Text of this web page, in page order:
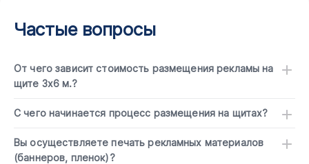
Частые вопросы
От чего зависит стоимость размещения рекламы на
щите 3х6 м.?
С чего начинается процесс размещения на щитах?
Вы осуществляете печать рекламных материалов
(баннеров, пленок)?